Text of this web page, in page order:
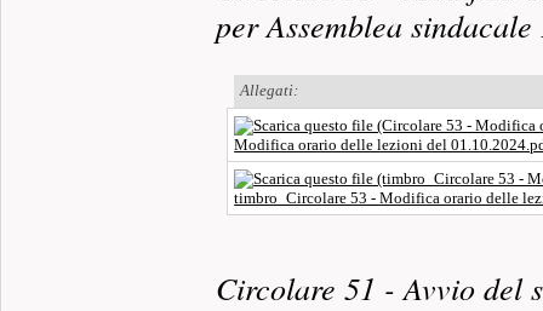
per Assemblea
Allegati:
Modifica orario delle lezioni del
timbro_Circolare 53 - Modifica orario delle
Circolare 51 - Avvio del